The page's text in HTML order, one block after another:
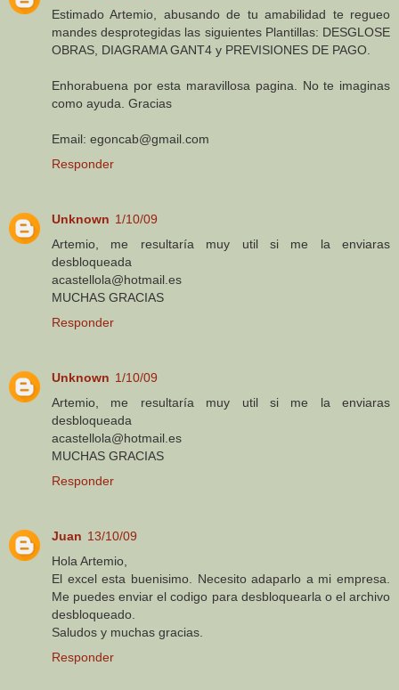
Estimado Artemio, abusando de tu amabilidad te regueo
mandes desprotegidas las siguientes Plantillas: DESGLOSE
OBRAS, DIAGRAMA GANT4 y PREVISIONES DE PAGO.
Enhorabuena por esta maravillosa pagina. No te imaginas
como ayuda. Gracias
Email: egoncab@gmail.com
Responder
Unknown 1/10/09
Artemio, me resultaría muy util si me la enviaras
desbloqueada
acastellola@hotmail.es
MUCHAS GRACIAS
Responder
Unknown 1/10/09
Artemio, me resultaría muy util si me la enviaras
desbloqueada
acastellola@hotmail.es
MUCHAS GRACIAS
Responder
Juan 13/10/09
Hola Artemio,
El excel esta buenisimo. Necesito adaparlo a mi empresa.
Me puedes enviar el codigo para desbloquearla o el archivo
desbloqueado.
Saludos y muchas gracias.
Responder